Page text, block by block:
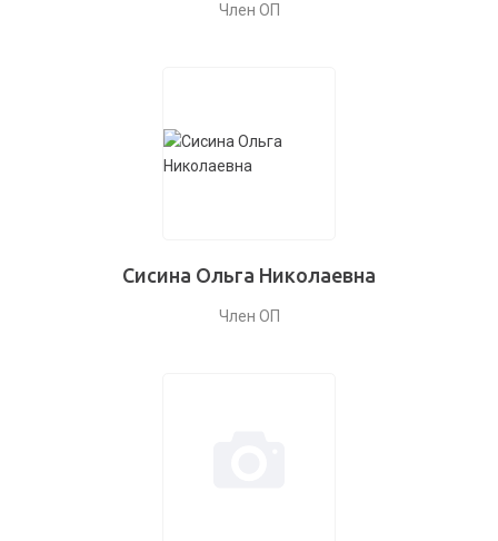
Член ОП
Сисина Ольга Николаевна
Член ОП